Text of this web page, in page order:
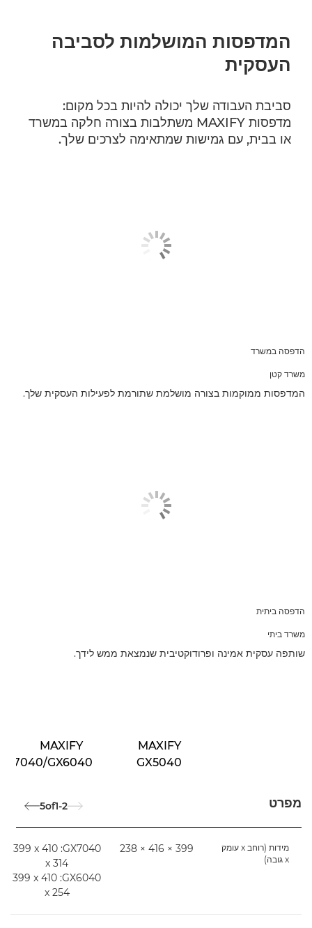
המדפסות המושלמות לסביבה
העסקית
סביבת העבודה שלך יכולה להיות בכל מקום:
מדפסות MAXIFY משתלבות בצורה חלקה במשרד
או בבית, עם גמישות שמתאימה לצרכים שלך.
הדפסה במשרד
משרד קטן
המדפסות ממוקמות בצורה מושלמת שתורמת לפעילות העסקית שלך.
הדפסה ביתית
משרד ביתי
שותפה עסקית אמינה ופרודוקטיבית שנמצאת ממש לידך.
מפרט
MAXIFY
GX5040
MAXIFY
GX6040
1-2
of
5
מידות (רוחב x עומק
x גובה)
399 × 416 × 238
GX7040:‏ ‎399 x 410
x 314
GX6040:‏ ‎399 x 410
x 254